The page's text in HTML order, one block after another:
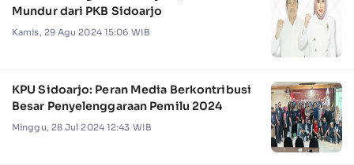
Mundur dari PKB Sidoarjo
Kamis, 29 Agu 2024 15:06 WIB
KPU Sidoarjo: Peran Media Berkontribusi
Besar Penyelenggaraan Pemilu 2024
Minggu, 28 Jul 2024 12:43 WIB